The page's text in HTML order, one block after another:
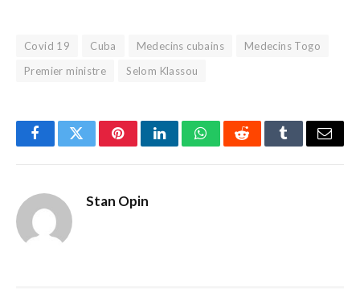
Covid 19 Cuba Medecins cubains
Medecins Togo
Premier ministre
Selom Klassou
FacebookTwitterPinterestLinkedInWhatsAppRedditTumblrEmail
Stan Opin